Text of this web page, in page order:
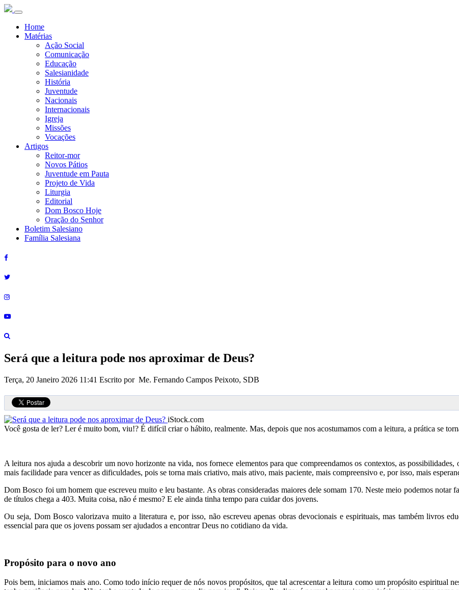
Home
Matérias
Ação Social
Comunicação
Educação
Salesianidade
História
Juventude
Nacionais
Internacionais
Igreja
Missões
Vocações
Artigos
Reitor-mor
Novos Pátios
Juventude em Pauta
Projeto de Vida
Liturgia
Editorial
Dom Bosco Hoje
Oração do Senhor
Boletim Salesiano
Família Salesiana
Será que a leitura pode nos aproximar de Deus?
Terça, 20 Janeiro 2026 11:41 Escrito por Me. Fernando Campos Peixoto, SDB
iStock.com
Você gosta de ler? Ler é muito bom, viu!? É difícil criar o hábito, realmente. Mas, depois que nos acostumamos com a leitura, a prática se
A leitura nos ajuda a descobrir um novo horizonte na vida, nos fornece elementos para que compreendamos os contextos, as
mais facilidade para vencer as dificuldades, pois se torna mais criativo, mais ativo, mais paciente, mais compreensivo e, por isso, mais
Dom Bosco foi um homem que escreveu muito e leu bastante. As obras consideradas maiores dele somam 170. Neste meio podemos notar
de títulos chega a 403. Muita coisa, não é mesmo? E ele ainda tinha tempo para cuidar dos jovens.
Ou seja, Dom Bosco valorizava muito a literatura e, por isso, não escreveu apenas obras devocionais e espirituais, mas também livros
essencial para que os jovens possam ser ajudados a encontrar Deus no cotidiano da vida.
Propósito para o novo ano
Pois bem, iniciamos mais ano. Como todo início requer de nós novos propósitos, que tal acrescentar a leitura como um propósito espiritual